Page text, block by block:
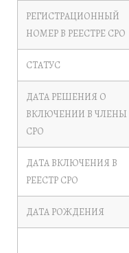
РЕГИСТРАЦИОННЫЙ
НОМЕР В РЕЕСТРЕ СРО
СТАТУС
ДАТА РЕШЕНИЯ О
ВКЛЮЧЕНИИ В ЧЛЕНЫ
СРО
ДАТА ВКЛЮЧЕНИЯ В
РЕЕСТР СРО
ДАТА РОЖДЕНИЯ